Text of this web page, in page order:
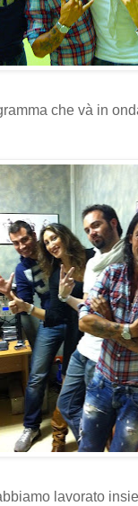
che và in
lavorato